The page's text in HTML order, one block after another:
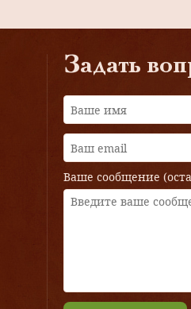
Задать
Ваше сообщение